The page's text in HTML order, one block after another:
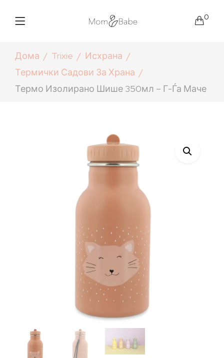
0
Дома Trixie
Исхрана
Термички Садови За Храна
Термо Изолирано Шише 350мл – Г-Ѓа Маче